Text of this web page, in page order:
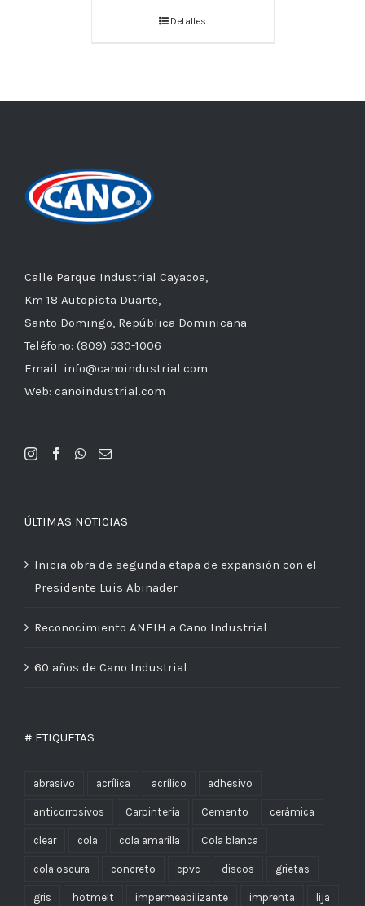
Detalles
Calle Parque Industrial Cayacoa,
Km 18 Autopista Duarte,
Santo Domingo, República Dominicana
Teléfono: (809) 530-1006
Email: info@canoindustrial.com
Web: canoindustrial.com
ÚLTIMAS NOTICIAS
Inicia obra de segunda etapa de expansión con el
Presidente Luis Abinader
Reconocimiento ANEIH a Cano Industrial
60 años de Cano Industrial
# ETIQUETAS
abrasivo acrílica acrílico adhesivo
anticorrosivos Carpintería Cemento cerámica
clear cola cola amarilla Cola blanca
cola oscura concreto cpvc discos grietas
gris hotmelt impermeabilizante imprenta lija